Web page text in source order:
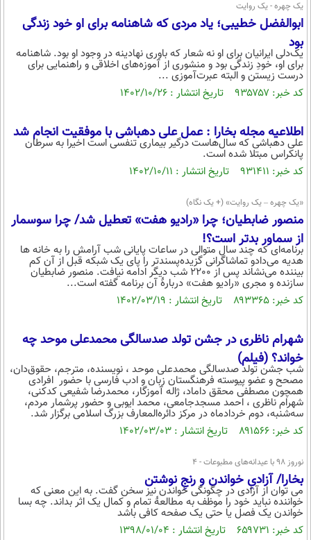
فناوری
گوناگون
حوادث
محیط زیست
فرهنگی
بین الملل
حیات وحش
سیاست خارجی
روانشناسی
دانلود
یک چهره - یک روایت
ابوالفضل خطیبی؛ یاد مردی که شاهنامه برای او خود زندگی
بود
یک‌دلی ایرانیان برای او نه شعار که باوری نهادینه در وجود او بود. شاهنامه
برای او، خودِ زندگی بود و منشوری از آموزه‌های اخلاقی و راهنمایی برای
درست زیستن و البته عبرت‌آموزی ...
کد خبر: ۹۳۵۷۵۷ تاریخ انتشار : ۱۴۰۲/۱۰/۲۶
اطلاعیه مجله بخارا : عمل علی دهباشی با موفقیت انجام شد
علی دهباشی که سال‌هاست درگیر بیماری تنفسی است اخیرا به سرطان
پانکراس مبتلا شده است.
کد خبر: ۹۳۱۴۱۱ تاریخ انتشار : ۱۴۰۲/۱۰/۱۱
«یک چهره – یک روایت» (+ یک نگاه)
منصور ضابطیان؛ چرا «رادیو هفت» تعطیل شد/ چرا سوسمار
از سماور بدتر است؟!
برنامه‌ای که چند سال متوالی در ساعات پایانی شب آرامش را به خانه ها
هدیه می‌دادو تماشاگرانی گزیده‌پسندتر را پای یک شبکه قبل از آن کم
بیننده می‌نشاند پس از 2200 شب دیگر ادامه نیافت. منصور ضابطیان
سازنده و مجری «رادیو هفت» دربارۀ آن برنامه گفته است...
کد خبر: ۸۹۳۳۶۵ تاریخ انتشار : ۱۴۰۲/۰۳/۱۹
شهرام ناظری در جشن تولد صدسالگی محمدعلی موحد چه
خواند؟ (فیلم)
شب جشن تولد صدسالگی محمدعلی موحد ، نویسنده، مترجم، حقوق‌دان،
مصحح و عضو پیوسته فرهنگستان زبان و ادب فارسی با حضور افرادی
همچون مصطفی محقق داماد، ژاله آموزگار، محمدرضا شفیعی کدکنی،
شهرام ناظری ، احمد مسجدجامعی، محمد ایوبی و حضور پرشمار مردم،
سه‌شنبه، دوم خردادماه در مرکز دائره‌المعارف بزرگ اسلامی برگزار شد.
کد خبر: ۸۹۱۵۶۶ تاریخ انتشار : ۱۴۰۲/۰۳/۰۳
نوروز 98 با عیدانه‌های مطبوعات - 4
بخارا/ آزادیِ خواندن و رنجِ نوشتن
می توان از آزادی در چگونگی خواندن نیز سخن گفت. به این معنی که
خواننده نباید خود را موظف به مطالعۀ تمام و کمال یک اثر بداند. چه بسا
خواندن یک فصل یا حتی یک صفحه کافی باشد
کد خبر: ۶۵۹۷۳۱ تاریخ انتشار : ۱۳۹۸/۰۱/۰۴